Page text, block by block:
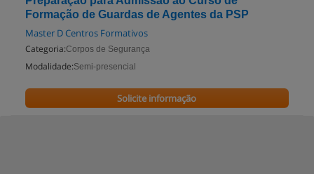
Formação de Guardas de Agentes da PSP
Master D Centros Formativos
Categoria:Corpos de Segurança
Modalidade:Semi-presencial
Solicite informação